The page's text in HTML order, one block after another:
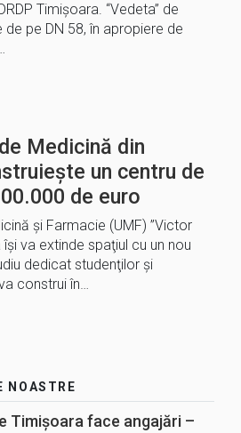
Timișoara. “Vedeta” de
pe DN 58, în apropiere de
Medicină din
un centru de
de euro
şi Farmacie (UMF) ”Victor
va extinde spaţiul cu un nou
dedicat studenţilor şi
construi în…
NOASTRE
Timișoara face angajări –